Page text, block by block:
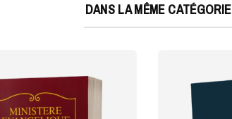
DANS LA MÊME CATÉGORIE